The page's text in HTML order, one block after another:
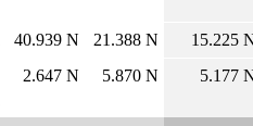
40.939 N 21.388 N
15.225
2.647 N 5.870 N 5.177